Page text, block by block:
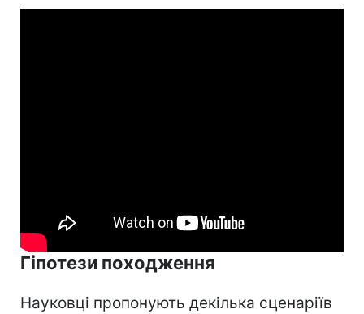
Гіпотези походження
Науковці пропонують декілька сценаріїв